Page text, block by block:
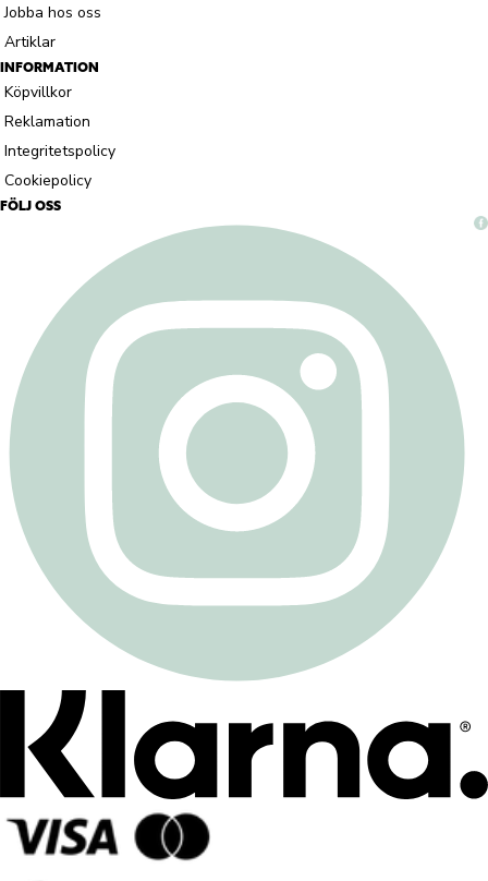
Jobba hos oss
Artiklar
INFORMATION
Köpvillkor
Reklamation
Integritetspolicy
Cookiepolicy
FÖLJ OSS